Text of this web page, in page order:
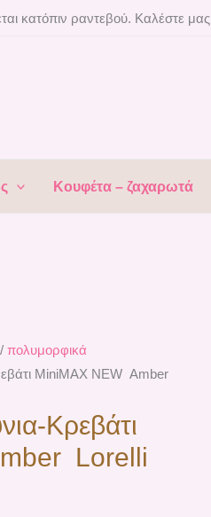
κατόπιν ραντεβού. Καλέστε μας
Κουφέτα – ζαχαρωτά
/ πολυμορφικά
ΜiniMAX NEW Αmber
Κρεβάτι
Lorelli